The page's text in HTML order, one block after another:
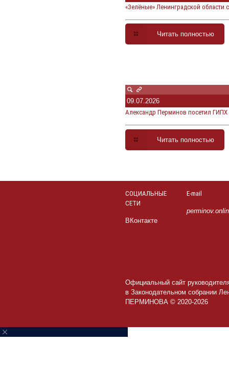
«Зелёные» Ленинградской области
Читать полностью
09.07.2026
Александр Перминов посетил
Читать полностью
СОЦИАЛЬНЫЕ
СЕТИ
ВКонтакте
E-mail
Официальный сайт
в Законодательном собрании
ПЕРМИНОВА © 2020-2026